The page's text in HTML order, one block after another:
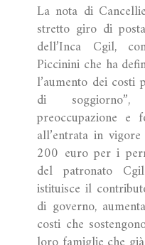
La nota di
stretto giro di
dell’Inca Cgil,
Piccinini che ha
l’aumento dei
di soggiorno”,
preoccupazione e
all’entrata in
200 euro per i
del patronato
istituisce il
di governo,
costi che